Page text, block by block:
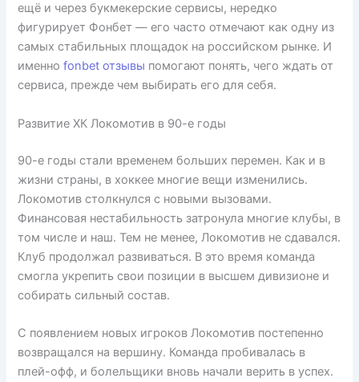
ещё и через букмекерские сервисы, нередко
фигурирует Фонбет — его часто отмечают как одну из
самых стабильных площадок на российском рынке. И
именноfonbet отзывы помогают понять, чего ждать от
сервиса, прежде чем выбирать его для себя.
Развитие ХК Локомотив в 90-е годы
90-е годы стали временем больших перемен. Как и в
жизни страны, в хоккее многие вещи изменились.
Локомотив столкнулся с новыми вызовами.
Финансовая нестабильность затронула многие клубы, в
том числе и наш. Тем не менее, Локомотив не сдавался.
Клуб продолжал развиваться. В это время команда
смогла укрепить свои позиции в высшем дивизионе и
собирать сильный состав.
С появлением новых игроков Локомотив постепенно
возвращался на вершину. Команда пробивалась в
плей-офф, и болельщики вновь начали верить в успех.